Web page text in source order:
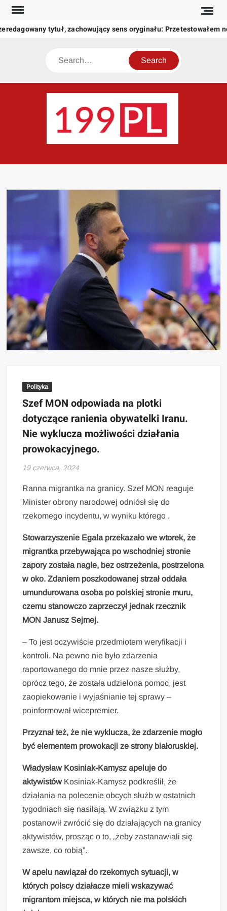
Skip
content
tytuł, zachowujący sens oryginału: Przetestowałem
Search
świat
Polityka
Szef MON odpowiada na plotki
dotyczące ranienia obywatelki Iranu.
Nie wyklucza możliwości działania
prowokacyjnego.
19 czerwca, 2024
Ranna migrantka na granicy. Szef MON reaguje
Minister obrony narodowej odniósł się do
rzekomego incydentu, w wyniku którego .
Stowarzyszenie Egala przekazało we wtorek, że
migrantka przebywająca po wschodniej stronie
zapory została nagle, bez ostrzeżenia, postrzelona
w oko. Zdaniem poszkodowanej strzał oddała
umundurowana osoba po polskiej stronie muru,
czemu stanowczo zaprzeczył jednak rzecznik
MON Janusz Sejmej.
– To jest oczywiście przedmiotem weryfikacji i
kontroli. Na pewno nie było zdarzenia
raportowanego do mnie przez nasze służby,
oprócz tego, że została udzielona pomoc, jest
zaopiekowanie i wyjaśnianie tej sprawy –
poinformował wicepremier.
Przyznał też, że nie wyklucza, że zdarzenie mogło
być elementem prowokacji ze strony białoruskiej.
Władysław Kosiniak-Kamysz apeluje do
aktywistówKosiniak-Kamysz podkreślił, że
działania na polecenie obcych służb w ostatnich
tygodniach się nasilają. W związku z tym
postanowił zwrócić się do działających na granicy
aktywistów, prosząc o to, „żeby zastanawiali się
zawsze, co robią”.
W apelu nawiązał do rzekomych sytuacji, w
których polscy działacze mieli wskazywać
migrantom miejsca, w których nie ma polskich